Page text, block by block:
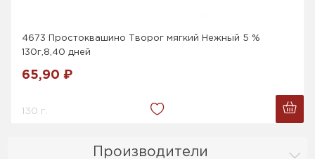
Производители
4673 Простоквашино Творог мягкий Нежный 5 %
130г,8,40 дней
65,90 ₽
130 г.